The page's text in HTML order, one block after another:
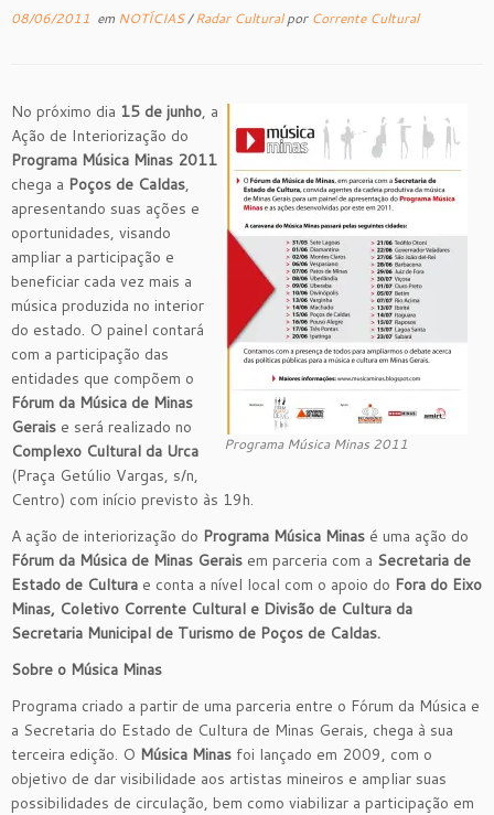
08/06/2011 em NOTÍCIAS/Radar Culturalpor Corrente Cultural
Programa Música Minas 2011
No próximo dia 15 de junho, a
Ação de Interiorização do
Programa Música Minas 2011
chega a Poços de Caldas,
apresentando suas ações e
oportunidades, visando
ampliar a participação e
beneficiar cada vez mais a
música produzida no interior
do estado. O painel contará
com a participação das
entidades que compõem o
Fórum da Música de Minas
Gerais e será realizado no
Complexo Cultural da Urca
(Praça Getúlio Vargas, s/n,
Centro) com início previsto às 19h.
A ação de interiorização do Programa Música Minas é uma ação do
Fórum da Música de Minas Gerais em parceria com a Secretaria de
Estado de Cultura e conta a nível local com o apoio do Fora do Eixo
Minas, Coletivo Corrente Cultural e Divisão de Cultura da
Secretaria Municipal de Turismo de Poços de Caldas.
Sobre o Música Minas
Programa criado a partir de uma parceria entre o Fórum da Música e
a Secretaria do Estado de Cultura de Minas Gerais, chega à sua
terceira edição. O Música Minas foi lançado em 2009, com o
objetivo de dar visibilidade aos artistas mineiros e ampliar suas
possibilidades de circulação, bem como viabilizar a participação em